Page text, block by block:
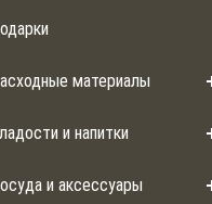
материалы
и напитки
и аксессуары